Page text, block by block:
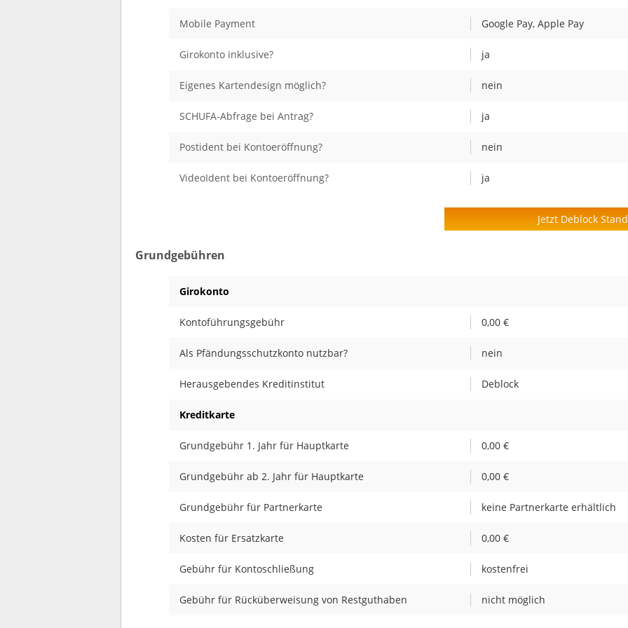
Mobile Payment Google Pay, Apple Pay
Girokonto inklusive? ja
Eigenes Kartendesign möglich? nein
SCHUFA-Abfrage bei Antrag? ja
Postident bei Kontoeröffnung? nein
VideoIdent bei Kontoeröffnung? ja
Jetzt Deblock
Grundgebühren
Girokonto
Kontoführungsgebühr 0,00 €
Als Pfändungsschutzkonto nutzbar? nein
Herausgebendes Kreditinstitut Deblock
Kreditkarte
Grundgebühr 1. Jahr für Hauptkarte 0,00 €
Grundgebühr ab 2. Jahr für Hauptkarte 0,00 €
Grundgebühr für Partnerkarte keine Partnerkarte erhältlich
Kosten für Ersatzkarte 0,00 €
Gebühr für Kontoschließung kostenfrei
Gebühr für Rücküberweisung von Restguthaben nicht möglich